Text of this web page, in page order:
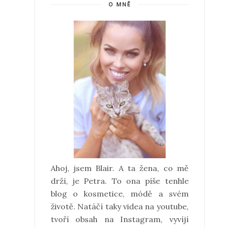
O MNĚ
Ahoj, jsem Blair. A ta žena, co mě
drží, je Petra. To ona píše tenhle
blog o kosmetice, módě a svém
životě. Natáčí taky videa na youtube,
tvoří obsah na Instagram, vyvíjí